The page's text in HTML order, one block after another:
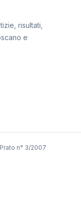
risultati,
e
n° 3/2007